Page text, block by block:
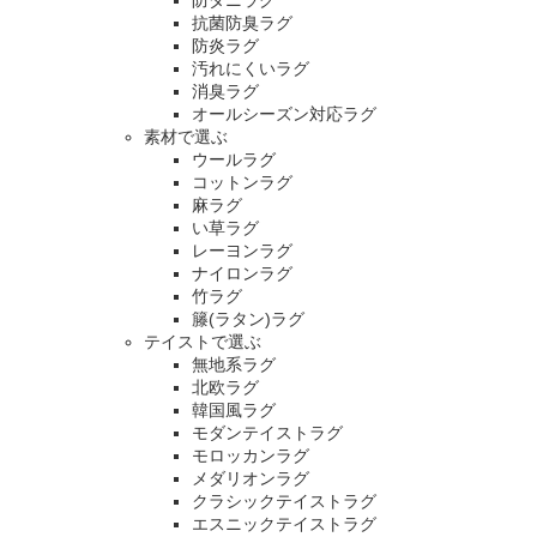
抗菌防臭ラグ
防炎ラグ
汚れにくいラグ
消臭ラグ
オールシーズン対応ラグ
素材で選ぶ
ウールラグ
コットンラグ
麻ラグ
い草ラグ
レーヨンラグ
ナイロンラグ
竹ラグ
籐(ラタン)ラグ
テイストで選ぶ
無地系ラグ
北欧ラグ
韓国風ラグ
モダンテイストラグ
モロッカンラグ
メダリオンラグ
クラシックテイストラグ
エスニックテイストラグ